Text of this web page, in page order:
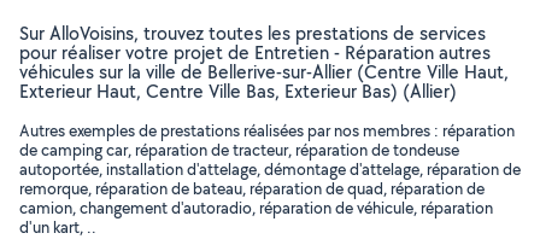
Sur AlloVoisins, trouvez toutes les prestations de services
pour réaliser votre projet de Entretien - Réparation autres
véhicules sur la ville de Bellerive-sur-Allier (Centre Ville Haut,
Exterieur Haut, Centre Ville Bas, Exterieur Bas) (Allier)
Autres exemples de prestations réalisées par nos membres : réparation
de camping car, réparation de tracteur, réparation de tondeuse
autoportée, installation d'attelage, démontage d'attelage, réparation de
remorque, réparation de bateau, réparation de quad, réparation de
camion, changement d'autoradio, réparation de véhicule, réparation
d'un kart, ..